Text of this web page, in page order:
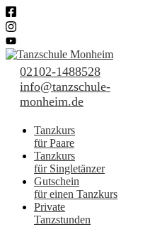
02102-1488528
info@tanzschule-
monheim.de
Tanzkurs
für Paare
Tanzkurs
für Singletänzer
Gutschein
für einen Tanzkurs
Private
Tanzstunden